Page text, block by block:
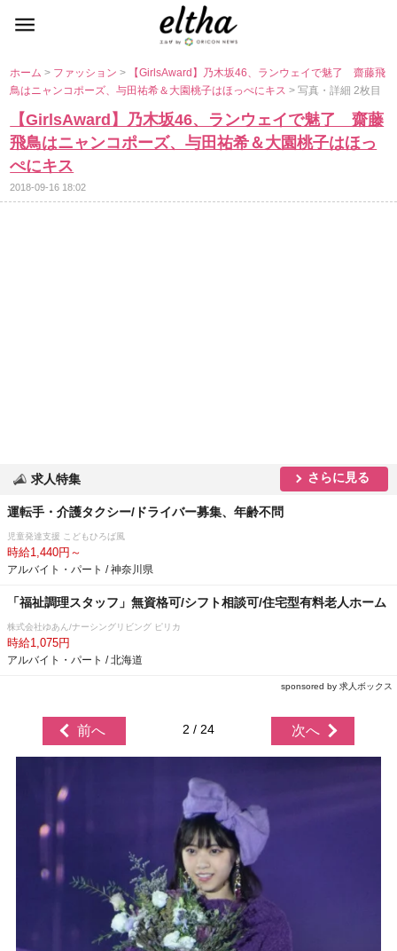
ホーム> ファッション>
【GirlsAward】乃木坂46、ランウェイで魅了 齋藤飛
鳥はニャンコポーズ、与田祐希＆大園桃子はほっぺにキス> 写真・詳細 2枚目
【GirlsAward】乃木坂46、ランウェイで魅了 齋藤
飛鳥はニャンコポーズ、与田祐希＆大園桃子はほっ
ぺにキス
2018-09-16 18:02
求人特集 さらに見る
運転手・介護タクシー/ドライバー募集、年齢不問
児童発達支援 こどもひろば風
時給1,440円～
アルバイト・パート / 神奈川県
「福祉調理スタッフ」無資格可/シフト相談可/住宅型有料老人ホーム
株式会社ゆあん/ナーシングリビング ピリカ
時給1,075円
アルバイト・パート / 北海道
sponsored by 求人ボックス
前へ 2 / 24 次へ